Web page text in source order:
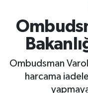
Ombudsman
harcama
Son Dakika